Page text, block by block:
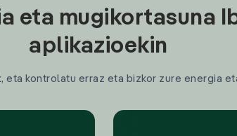
eta mugikortasuna
aplikazioekin
eta kontrolatu erraz eta bizkor zure energia